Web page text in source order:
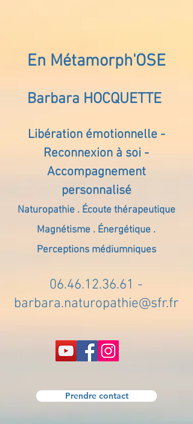
En Métamorph'OSE
Barbara HOCQUETTE
Libération émotionnelle -
Reconnexion à soi -
Accompagnement
personnalisé
Naturopathie . Écoute thérapeutique
Magnétisme . Énergétique .
Perceptions médiumniques
06.46.12.36.61 -
barbara.naturopathie@sfr.fr
Prendre contact